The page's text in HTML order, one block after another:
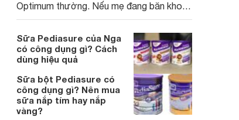
Optimum thường. Nếu mẹ đang băn khoăn
không biết có nên chọn mua sữa Optimum
Gold cho con sử dụng không thì mẹ nên
biết trước những ưu nhược điểm này:
Sữa Pediasure của Nga
có công dụng gì? Cách
dùng hiệu quả
Sữa bột Pediasure có
công dụng gì? Nên mua
sữa nắp tím hay nắp
vàng?